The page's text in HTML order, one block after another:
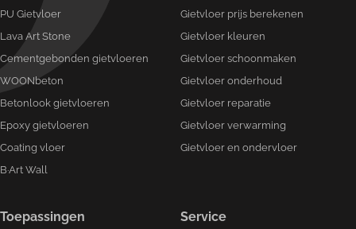
PU Gietvloer
Lava Art Stone
Cementgebonden gietvloeren
WOONbeton
Betonlook gietvloeren
Epoxy gietvloeren
Coating vloer
B·Art Wall
Gietvloer prijs berekenen
Gietvloer kleuren
Gietvloer schoonmaken
Gietvloer onderhoud
Gietvloer reparatie
Gietvloer verwarming
Gietvloer en ondervloer
Toepassingen Service